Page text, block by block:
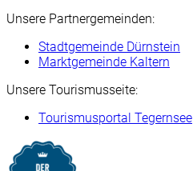
Unsere Partnergemeinden:
Stadtgemeinde Dürnstein
Marktgemeinde Kaltern
Unsere Tourismusseite:
Tourismusportal Tegernsee